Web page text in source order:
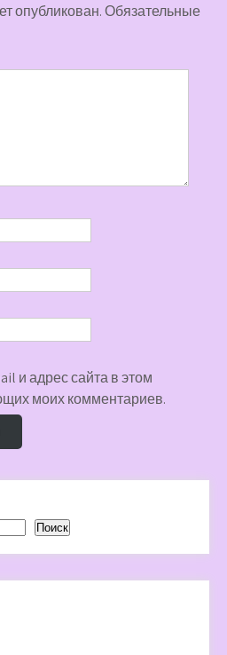
опубликован.Обязательные
и адрес сайта в этом
моих комментариев.
Поиск